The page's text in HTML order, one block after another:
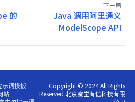
的
下一篇
Java 调用阿里通义
ModelScope API
示词模板
站
Copyright © 2024 All Rights
Reserved 北京蜜堂有信科技有限